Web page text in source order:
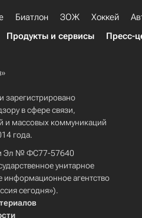
Биатлон ЗОЖ Хоккей
Продукты и сервисы Пресс-
зарегистрировано
в сфере связи,
и массовых коммуникаций
года.
Эл № ФС77-57640
унитарное
агентство
сегодня»).